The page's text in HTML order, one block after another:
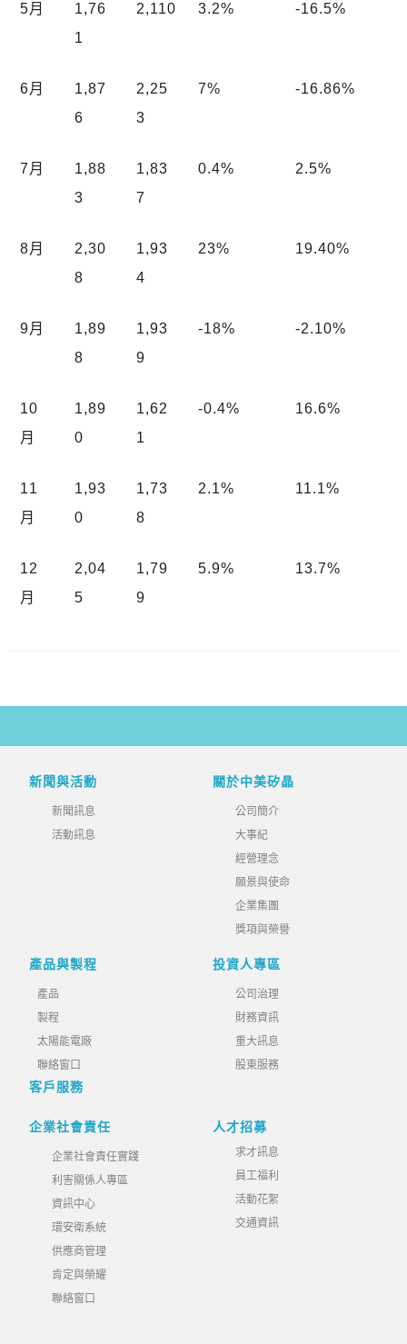
5月
1,76
1
2,110 3.2% -16.5%
6月
1,87
6
2,25
3
7% -16.86%
7月
1,88
3
1,83
7
0.4% 2.5%
8月
2,30
8
1,93
4
23% 19.40%
9月
1,89
8
1,93
9
-18% -2.10%
10
月
1,89
0
1,62
1
-0.4% 16.6%
11
月
1,93
0
1,73
8
2.1% 11.1%
12
月
2,04
5
1,79
9
5.9% 13.7%
新聞與活動
新聞訊息
活動訊息
關於中美矽晶
公司簡介
大事紀
經營理念
願景與使命
企業集團
獎項與榮譽
產品與製程
產品
製程
太陽能電廠
聯絡窗口
客戶服務
投資人專區
公司治理
財務資訊
重大訊息
股東服務
企業社會責任
企業社會責任實踐
利害關係人專區
資訊中心
環安衛系統
供應商管理
肯定與榮耀
聯絡窗口
人才招募
求才訊息
員工福利
活動花絮
交通資訊